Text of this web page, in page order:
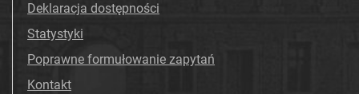
Deklaracja dostępności
Statystyki
Poprawne formułowanie zapytań
Kontakt